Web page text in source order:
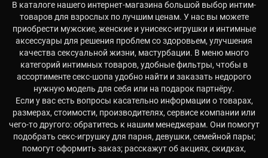
В каталоге нашего интернет-магазина большой выбор интим-
товаров для взрослых по лучшим ценам. У нас вы можете
приобрести мужские, женские и унисекс-игрушки и интимные
аксессуары для решения проблем со здоровьем, улучшения
качества сексуальной жизни, мастурбации. В меню много
категорий интимных товаров, удобные фильтры, чтобы в
ассортименте секс-шопа удобно найти и заказать недорого
нужную модель для себя или на подарок партнёру.
Если у вас есть вопросы касательно информации о товарах,
размерах, стоимости, производителях, сервисе компании или
чего-то другого: обратитесь к нашим менеджерам. Они помогут
подобрать секс-игрушку для парня, девушки, семейной пары;
помогут оформить заказ; расскажут об акциях, скидках,